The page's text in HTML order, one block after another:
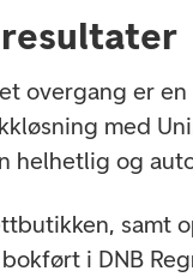
overgang er
med
helhetlig og
samt
i DNB